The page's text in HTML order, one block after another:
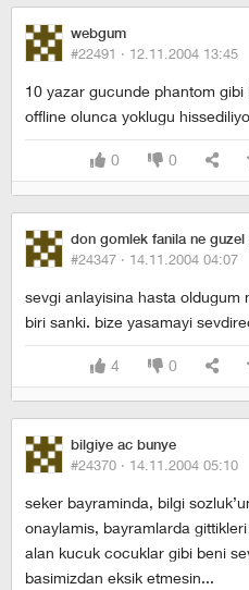
webgum
#22491 · 12.11.2004 13:45
10 yazar gucunde phantom
offline olunca yoklugu
0 0
#24347 · 14.11.2004 04:07
sevgi anlayisina hasta oldugum
biri sanki. bize yasamayi
4 0
bilgiye ac bunye
#24370 · 14.11.2004 05:10
seker bayraminda, bilgi
onaylamis, bayramlarda
alan kucuk cocuklar gibi beni
basimizdan eksik etmesin...